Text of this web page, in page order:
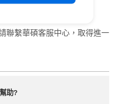
聯繫華碩客服中心，取得進一
助?